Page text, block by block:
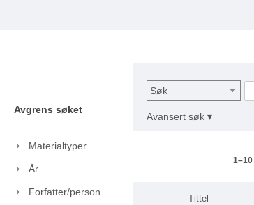
Avgrens søket
Materialtyper
År
Forfatter/person
Søk
Avansert søk ▾
Tittel